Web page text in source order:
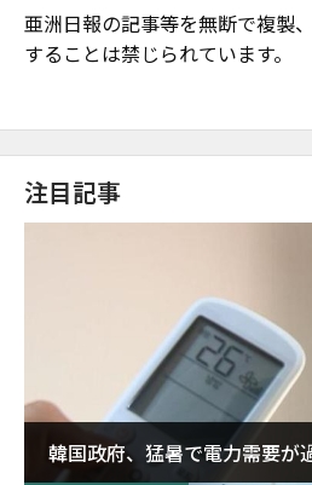
亜洲日報の記事等を無断で複製
することは禁じられています。
注目記事
韓国政府、猛暑で電力需要が